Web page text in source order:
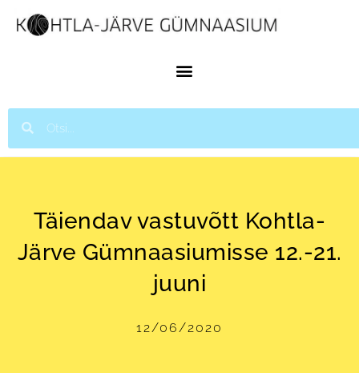
Täiendav vastuvõtt Kohtla-
Järve Gümnaasiumisse 12.-21.
juuni
12/06/2020